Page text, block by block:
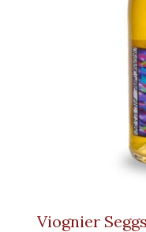
Viognier